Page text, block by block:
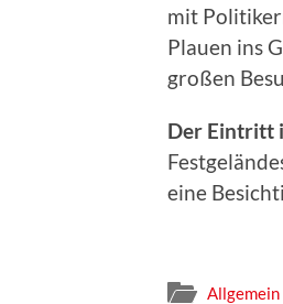
mit
Plauen ins
großen
Der Eintritt
eine
Allgemein